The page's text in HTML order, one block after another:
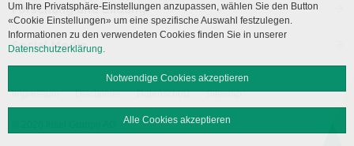
Forschung und Bildung
Social Media
Impressum Disclaimer Datenschutz Sitemap
Um Ihre Privatsphäre-Einstellungen anzupassen, wählen Sie den Button
«Cookie Einstellungen» um eine spezifische Auswahl festzulegen.
Informationen zu den verwendeten Cookies finden Sie in unserer
Datenschutzerklärung.
Notwendige Cookies akzeptieren
Alle Cookies akzeptieren